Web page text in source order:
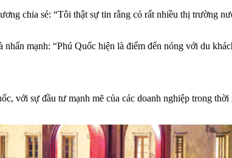
chia sẻ: “Tôi thật sự tin rằng có rất nhiều thị trường
mạnh: “Phú Quốc hiện là điểm đến nóng với du
với sự đầu tư mạnh mẽ của các doanh nghiệp trong thời